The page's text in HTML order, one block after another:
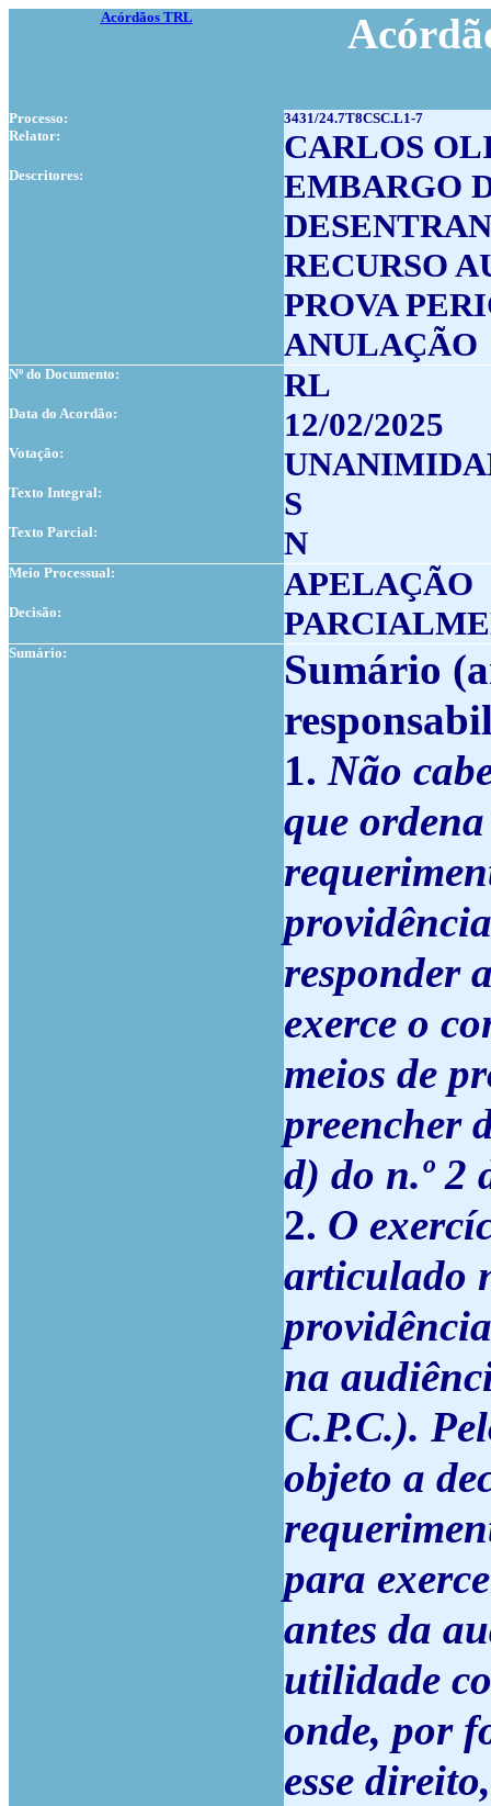
Acórdãos TRL
Processo:
3431/24.7T8CSC.L1-7
Relator:
CARLOS
Descritores:
EMBARGO
RECURSO
PROVA
ANULAÇÃO
Nº do Documento: RL
Data do Acordão: 12/02/2025
Votação:
Texto Integral: S
Texto Parcial: N
Meio Processual: APELAÇÃO
Decisão:
Sumário: Sumário
1.Não
que
responder
exerce o
meios de
preencher
d) do n.º 2
2. O
articulado
na
C.P.C.).
objeto a
para
antes da
utilidade
onde, por
esse